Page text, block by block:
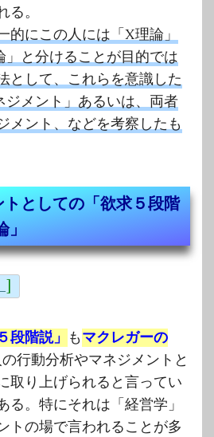
る。
的にこの人には「X理論」
」と分けることが目的では
として、これらを意識した
メント」あるいは、両者
メント、などを考察したも
としての「欲求５段階
]
段階説」 もマクレガーの
行動分析やマネジメントと
取り上げられると言ってい
る。特にそれは「経営学」
トの場で言われることが多